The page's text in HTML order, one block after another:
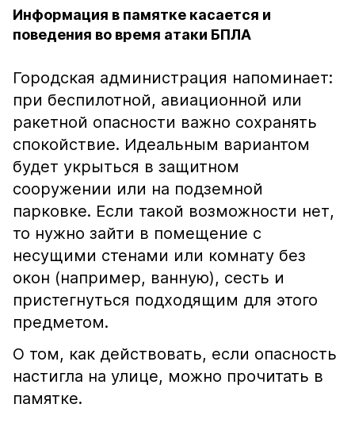
Информация в памятке касается и
поведения во время атаки БПЛА
Городская администрация напоминает:
при беспилотной, авиационной или
ракетной опасности важно сохранять
спокойствие. Идеальным вариантом
будет укрыться в защитном
сооружении или на подземной
парковке. Если такой возможности нет,
то нужно зайти в помещение с
несущими стенами или комнату без
окон (например, ванную), сесть и
пристегнуться подходящим для этого
предметом.
О том, как действовать, если опасность
настигла на улице, можно прочитать в
памятке.